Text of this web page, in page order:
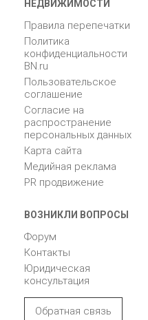
НЕДВИЖИМОСТИ
Правила перепечатки
Политика
конфиденциальности
BN.ru
Пользовательское
соглашение
Согласие на
распространение
персональных данных
Карта сайта
Медийная реклама
PR продвижение
ВОЗНИКЛИ ВОПРОСЫ
Форум
Контакты
Юридическая
консультация
Обратная связь